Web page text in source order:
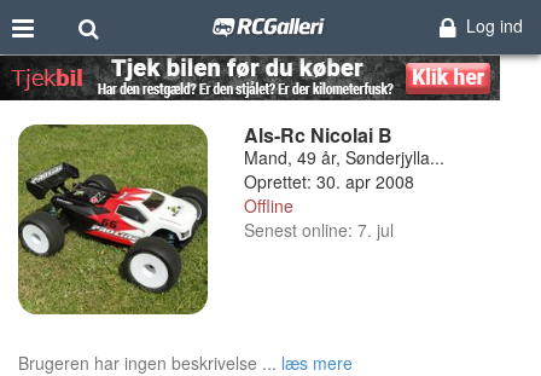
Log ind
Als-Rc Nicolai B
Mand, 49 år, Sønderjylla...
Oprettet: 30. apr 2008
Offline
Senest online: 7. jul
Brugeren har ingen beskrivelse ... læs mere